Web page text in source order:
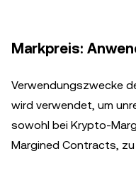
Markpreis:
Verwendungszwecke
wird verwendet, um
sowohl bei Krypto-
Margined Contracts, zu